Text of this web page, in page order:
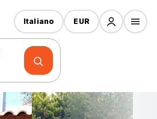
Italiano EUR